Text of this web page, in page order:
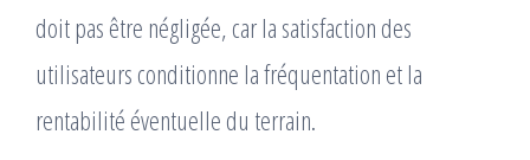
doit pas être négligée, car la satisfaction des
utilisateurs conditionne la fréquentation et la
rentabilité éventuelle du terrain.